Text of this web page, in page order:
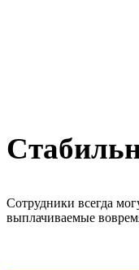
Сотрудники всегда
выплачиваемые